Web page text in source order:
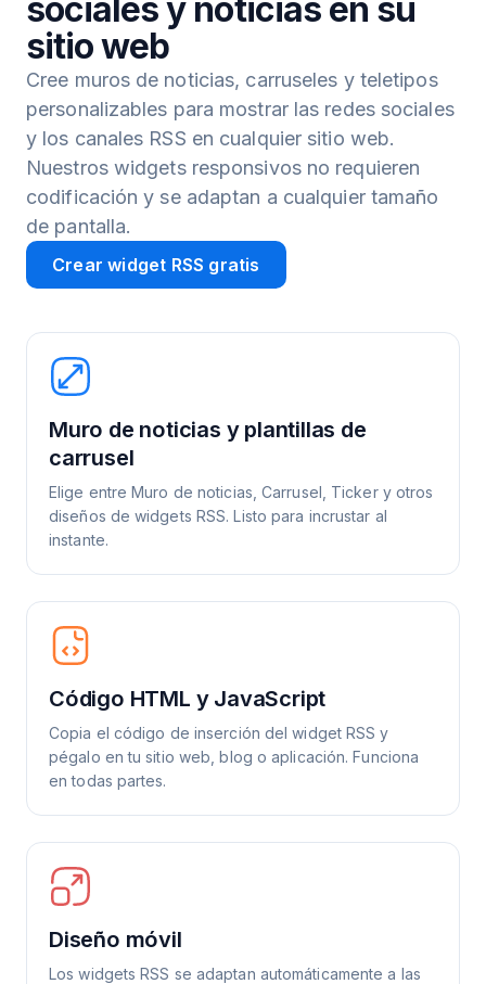
sociales y noticias en su
sitio web
Cree muros de noticias, carruseles y teletipos
personalizables para mostrar las redes sociales
y los canales RSS en cualquier sitio web.
Nuestros widgets responsivos no requieren
codificación y se adaptan a cualquier tamaño
de pantalla.
Crear widget RSS gratis
Muro de noticias y plantillas de
carrusel
Elige entre Muro de noticias, Carrusel, Ticker y otros
diseños de widgets RSS. Listo para incrustar al
instante.
Código HTML y JavaScript
Copia el código de inserción del widget RSS y
pégalo en tu sitio web, blog o aplicación. Funciona
en todas partes.
Diseño móvil
Los widgets RSS se adaptan automáticamente a las